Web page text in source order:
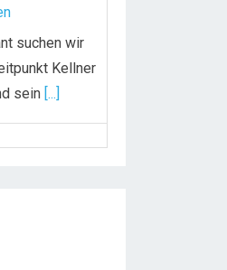
suchen wir
Kellner
sein [...]
d) gesucht –
de Rang
aus